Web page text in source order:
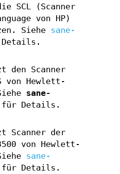
SCL (Scanner
von HP)
Siehe sane-
den Scanner
von Hewlett-
sane-
Details.
Scanner der
von Hewlett-
sane-
für Details.